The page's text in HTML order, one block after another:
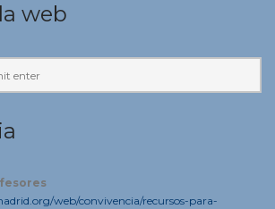
web
web/convivencia/recursos-para-